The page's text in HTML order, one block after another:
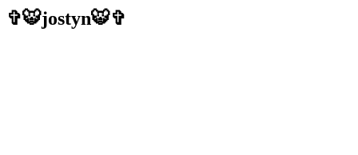
✞🐯jostyn🐯✞